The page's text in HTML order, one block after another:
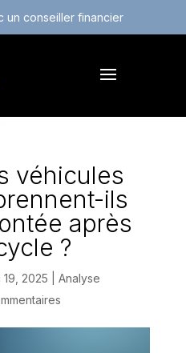
un conseiller financier
véhicules
ils
après
?
19, 2025
Analyse